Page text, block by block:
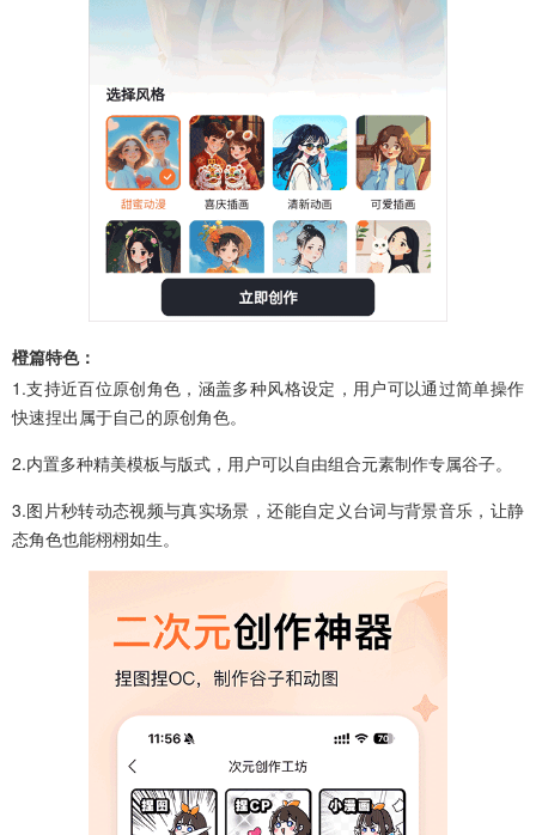
橙篇特色：
1.支持近百位原创角色，涵盖多种风格设定，用户可以通过简单操作
快速捏出属于自己的原创角色。
2.内置多种精美模板与版式，用户可以自由组合元素制作专属谷子。
3.图片秒转动态视频与真实场景，还能自定义台词与背景音乐，让静
态角色也能栩栩如生。